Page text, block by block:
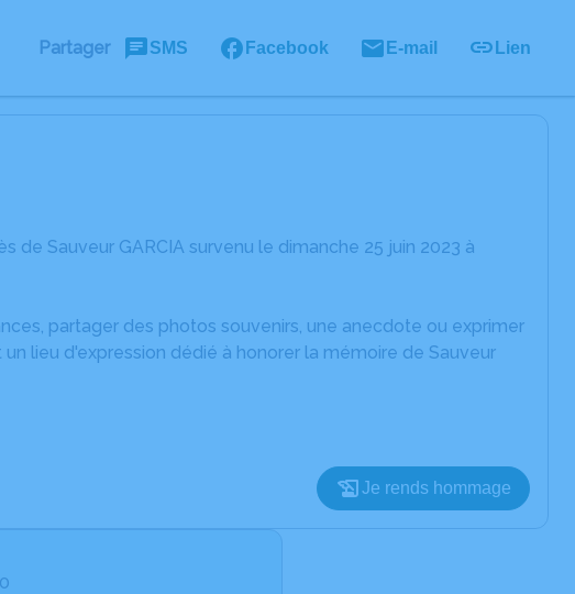
Partager SMS Facebook E-mail Lien
de Sauveur GARCIA survenu le dimanche 25 juin 2023 à
partager des photos souvenirs, une anecdote ou exprimer
lieu d'expression dédié à honorer la mémoire de Sauveur
Je rends hommage